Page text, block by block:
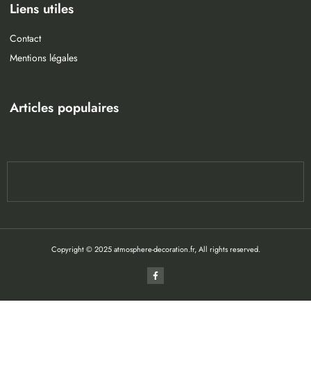
Liens utiles
Contact
Mentions légales
Articles populaires
Copyright © 2025 atmosphere-decoration.fr, All rights reserved.